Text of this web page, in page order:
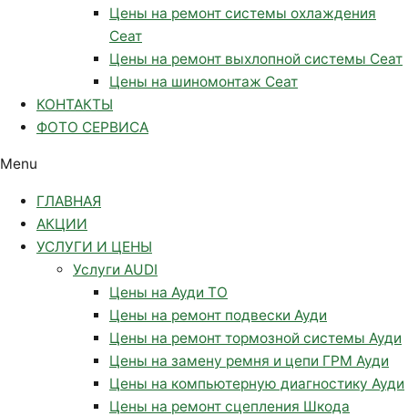
Цены на ремонт системы охлаждения
Сеат
Цены на ремонт выхлопной системы Сеат
Цены на шиномонтаж Сеат
КОНТАКТЫ
ФОТО СЕРВИСА
Menu
ГЛАВНАЯ
АКЦИИ
УСЛУГИ И ЦЕНЫ
Услуги AUDI
Цены на Ауди ТО
Цены на ремонт подвески Ауди
Цены на ремонт тормозной системы Ауди
Цены на замену ремня и цепи ГРМ Ауди
Цены на компьютерную диагностику Ауди
Цены на ремонт сцепления Шкода